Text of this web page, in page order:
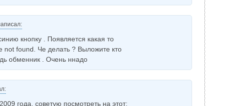
кнопку . Появляется какая то
not found. Че делать ? Выложите кто
обменник . Очень ннадо
года, советую посмотреть на этот: